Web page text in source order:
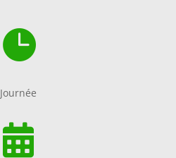

Journée
